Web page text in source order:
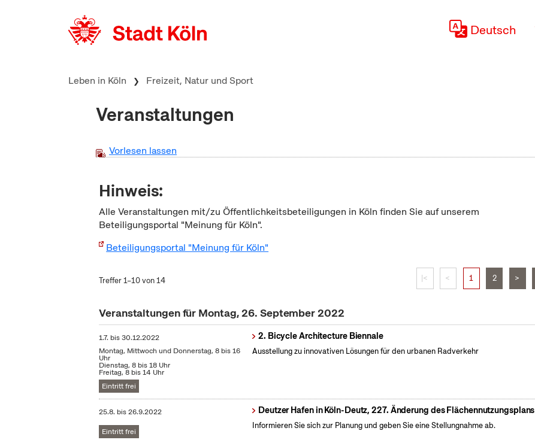
Deutsch
Leben in Köln Freizeit, Natur und Sport
Veranstaltungen
Vorlesen lassen
Hinweis:
Alle Veranstaltungen mit/zu Öffentlichkeitsbeteiligungen in Köln finden Sie auf unserem
Beteiligungsportal "Meinung für Köln".
Beteiligungsportal "Meinung für Köln"
Treffer 1–10 von 14 |< < 1 2 >
Veranstaltungen für Montag, 26. September 2022
1.7. bis30.12.2022
Montag, Mittwoch und Donnerstag, 8 bis 16
Uhr
Dienstag, 8 bis 18 Uhr
Freitag, 8 bis 14 Uhr
Eintritt frei
2. Bicycle Architecture Biennale
Ausstellung zu innovativen Lösungen für den urbanen Radverkehr
25.8. bis26.9.2022
Eintritt frei
Deutzer Hafen in Köln-Deutz, 227. Änderung des Flächennutzungsplans
Informieren Sie sich zur Planung und geben Sie eine Stellungnahme ab.